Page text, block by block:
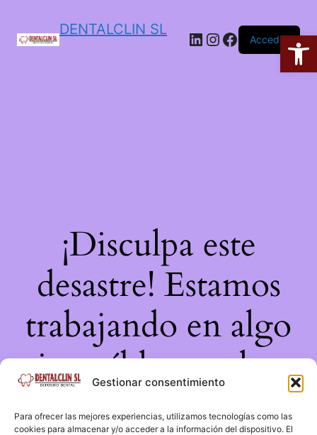
Gestionar consentimiento
Para ofrecer las mejores experiencias, utilizamos tecnologías como las
cookies para almacenar y/o acceder a la información del dispositivo. El
DENTALCLIN SL
Acceder
¡Disculpa este
desastre! Estamos
trabajando en algo
increíble, ¡vuelve
pronto!